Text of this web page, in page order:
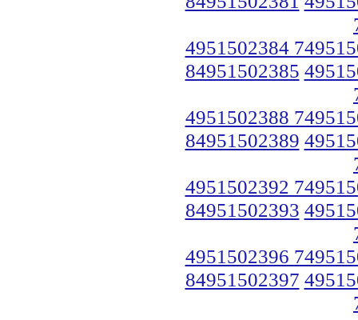
4951502384
84951502385
4951502388
84951502389
4951502392
84951502393
4951502396
84951502397